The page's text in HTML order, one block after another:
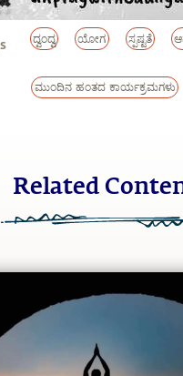
ದ್ವಂದ್ವ ಯೋಗ ಸ್ಪಷ್ಟತೆ
ಮುಂದಿನ ಹಂತದ ಕಾರ್ಯಕ್ರಮಗಳು
Related